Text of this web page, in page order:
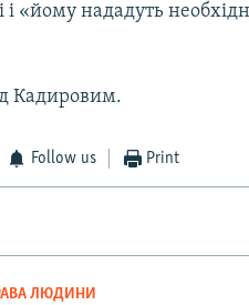
«йому нададуть
Кадировим.
Follow us Print
ЛЮДИНИ